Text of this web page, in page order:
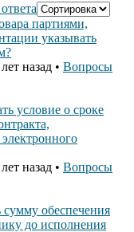
партиями,
указывать
назад • Вопросы
условие о сроке
назад • Вопросы
сумму обеспечения
до исполнения